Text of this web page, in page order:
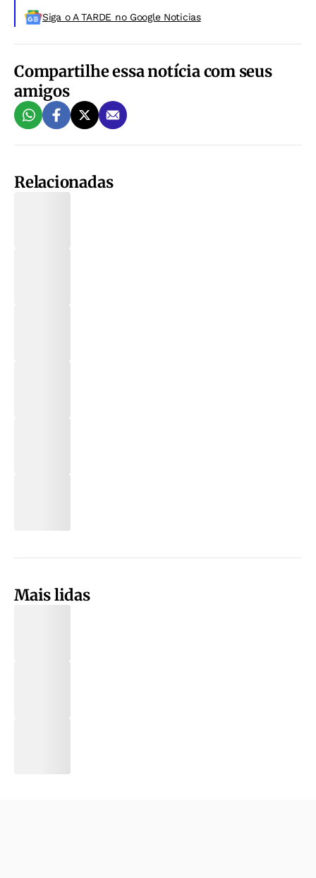
Siga o A TARDE no Google Noticias
Compartilhe essa notícia com seus
amigos
Relacionadas
Mais lidas